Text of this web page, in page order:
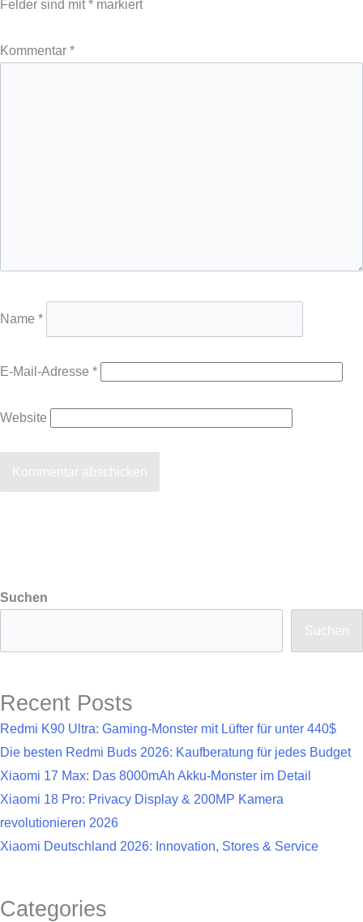
Felder sind mit* markiert
Kommentar *
Name *
E-Mail-Adresse *
Website
Suchen
Suchen
Recent Posts
Redmi K90 Ultra: Gaming-Monster mit Lüfter für unter 440$
Die besten Redmi Buds 2026: Kaufberatung für jedes Budget
Xiaomi 17 Max: Das 8000mAh Akku-Monster im Detail
Xiaomi 18 Pro: Privacy Display & 200MP Kamera
revolutionieren 2026
Xiaomi Deutschland 2026: Innovation, Stores & Service
Categories